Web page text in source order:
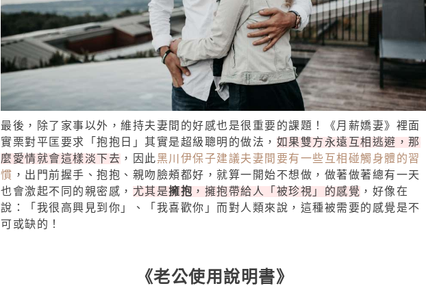
最後，除了家事以外，維持夫妻間的好感也是很重要的課題！《月薪嬌妻》裡面
實栗對平匡要求「抱抱日」其實是超級聰明的做法， 如果雙方永遠互相逃避，那
麼愛情就會這樣淡下去 ，因此黑川伊保子建議夫妻間要有一些互相碰觸身體的習
慣 ，出門前握手、抱抱、親吻臉頰都好，就算一開始不想做，做著做著總有一天
也會激起不同的親密感， 尤其是擁抱 ，擁抱帶給人「被珍視」的感覺 ，好像在
說：「我很高興見到你」、「我喜歡你」而對人類來說，這種被需要的感覺是不
可或缺的！
《老公使用說明書》